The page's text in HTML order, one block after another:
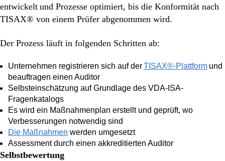
entwickelt und Prozesse optimiert, bis die Konformität nach
TISAX® von einem Prüfer abgenommen wird.
Der Prozess läuft in folgenden Schritten ab:
Unternehmen registrieren sich auf derTISAX®-Plattform und
beauftragen einen Auditor
Selbsteinschätzung auf Grundlage des VDA-ISA-
Fragenkatalogs
Es wird ein Maßnahmenplan erstellt und geprüft, wo
Verbesserungen notwendig sind
Die Maßnahmen werden umgesetzt
Assessment durch einen akkreditierten Auditor
Selbstbewertung